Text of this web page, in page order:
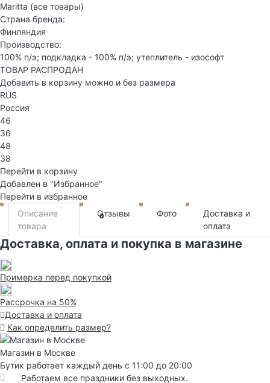
Maritta (все товары)
Страна бренда:
Финляндия
Производство:
100% п/э; подкладка - 100% п/э; утеплитель - изософт
ТОВАР РАСПРОДАН
Добавить в корзину можно и без размера
RUS
Россия
46
36
48
38
Перейти в корзину
Добавлен в "Избранное"
Перейти в избранное
Описание
товара
Отзывы
0 Фото
Доставка и
оплата
Доставка, оплата и покупка в магазине
Примерка перед покупкой
Рассрочка на 50%
Доставка и оплата
Как определить размер?
Магазин в Москве
Бутик работает каждый день с 11:00 до 20:00
Работаем все праздники без выходных.